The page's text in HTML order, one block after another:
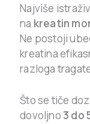
Najviše
na kreatin
Ne postoji
kreatina
razloga
Što se tiče
dovoljno3 do